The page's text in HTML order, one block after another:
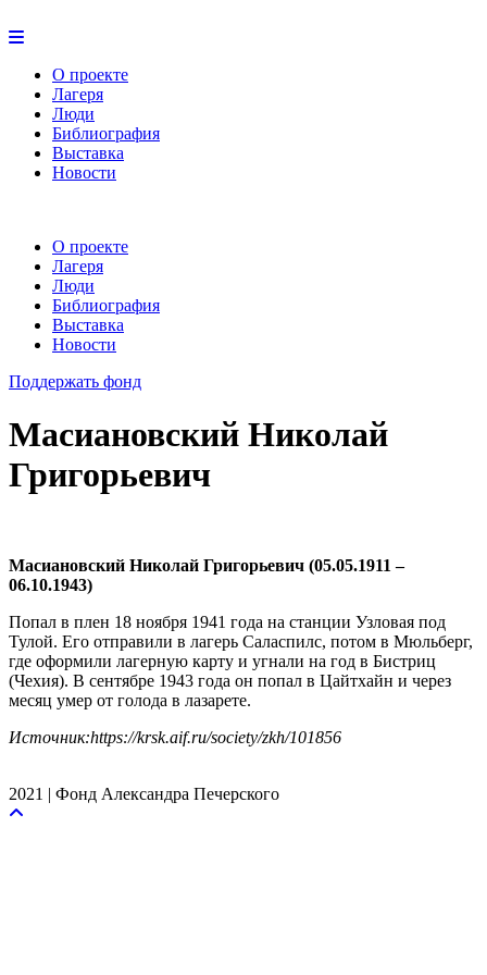
О проекте
Лагеря
Люди
Библиография
Выставка
Новости
О проекте
Лагеря
Люди
Библиография
Выставка
Новости
Поддержать фонд
Масиановский Николай
Григорьевич
Масиановский Николай Григорьевич (05.05.1911 –
06.10.1943)
Попал в плен 18 нояб­ря 1941 года на станции Узловая под
Тулой. Его отправили в лагерь Саласпилс, потом в Мюльберг,
где оформили лагерную карту и угнали на год в Бистриц
(Чехия). В сентябре 1943 года он попал в Цайтхайн и через
месяц умер от голода в лазарете.
Источник:https://krsk.aif.ru/society/zkh/101856
2021 | Фонд Александра Печерского